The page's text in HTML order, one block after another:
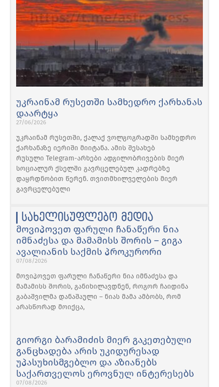
უკრაინამ რუსეთში სამხედრო ქარხანას
დაარტყა
27/06/2026
უკრაინამ რუსეთში, ქალაქ ვოლგოგრადში სამხედრო
ქარხანაზე იერიში მიიტანა. ამის შესახებ
რუსული Telegram-არხები ადგილობრივების მიერ
სოციალურ ქსელში გავრცელებულ კადრებზე
დაყრდნობით წერენ. თვითმხილველების მიერ
გავრცელებული
სახელისუფლებო მედია
მოვიპოვეთ ფარული ჩანაწერი ნია
იმნაძესა და მამამისს შორის – გიგა
ავალიანის საქმის პროკურორი
07/08/2026
მოვიპოვეთ ფარული ჩანაწერი ნია იმნაძესა და
მამამისს შორის, განიხილავდნენ, როგორ ჩაიდინა
გაბაშვილმა დანაშაული – ნიას მამა ამბობს, რომ
არასწორად მოიქცა,
გიორგი ბარამიძის მიერ გაკეთებული
განცხადება არის უკიდურესად
უპასუხისმგებლო და აზიანებს
საქართველოს ეროვნულ ინტერესებს
07/08/2026